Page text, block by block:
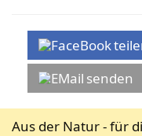
senden
Aus der Natur - für